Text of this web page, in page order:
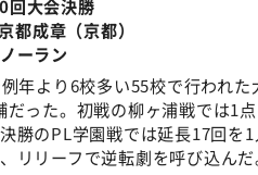
大会決勝
成章（京都）
ーラン
年より6校多い55校で行われ
った。初戦の柳ヶ浦戦では1
勝のPL学園戦では延長17回を
リリーフで逆転劇を呼び込んだ